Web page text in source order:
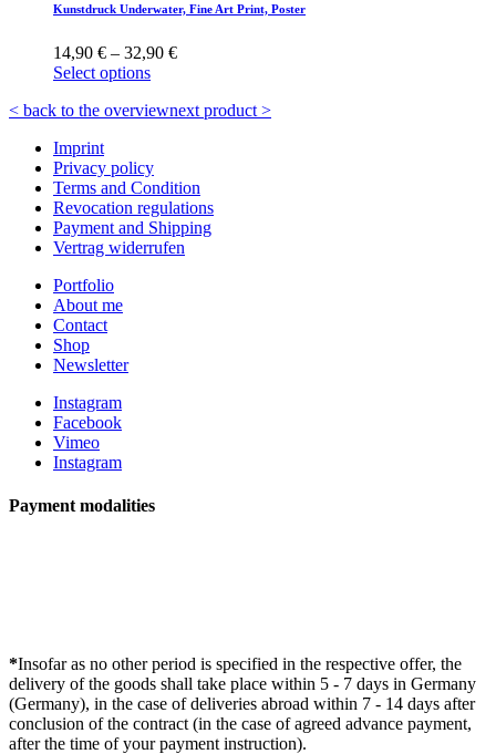
Kunstdruck Underwater, Fine Art Print, Poster
14,90 € – 32,90 €
Select options
< back to the overviewnext product >
Imprint
Privacy policy
Terms and Condition
Revocation regulations
Payment and Shipping
Vertrag widerrufen
Portfolio
About me
Contact
Shop
Newsletter
Instagram
Facebook
Vimeo
Instagram
Payment modalities
*Insofar as no other period is specified in the respective offer, the
delivery of the goods shall take place within 5 - 7 days in Germany
(Germany), in the case of deliveries abroad within 7 - 14 days after
conclusion of the contract (in the case of agreed advance payment,
after the time of your payment instruction).